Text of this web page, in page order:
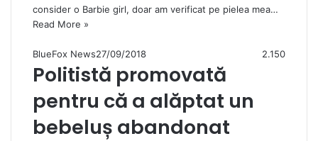
consider o Barbie girl, doar am verificat pe pielea mea…
Read More »
BlueFox News27/09/2018 2.150
Politistă promovată
pentru că a alăptat un
bebeluș abandonat